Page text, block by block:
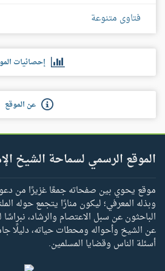
فتاوى متنوعة
إحصائيات
عن الموقع
الموقع الرسمي لسماحة الشيخ
موقع يحوي بين صفحاته جمعًا غزيرًا من
وبذله المعرفي؛ ليكون منارًا يتجمع حوله
الباحثون عن سبل الاعتصام والرشاد،
عن الشيخ وأحواله ومحطات حياته، دليلًا
أسئلة الناس وقضايا المسلمين.